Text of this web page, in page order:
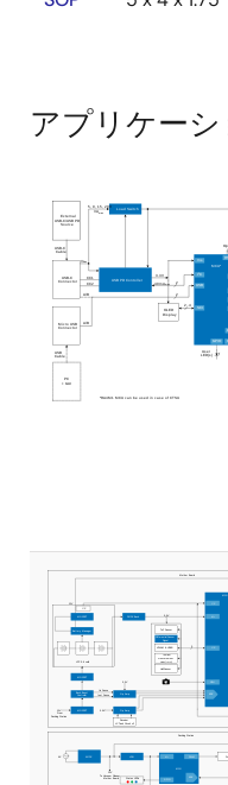
アプリケー